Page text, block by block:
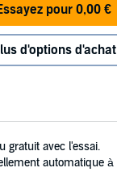
pour 0,00 €
d'options d'achat
gratuit avec l'essai.
automatique à